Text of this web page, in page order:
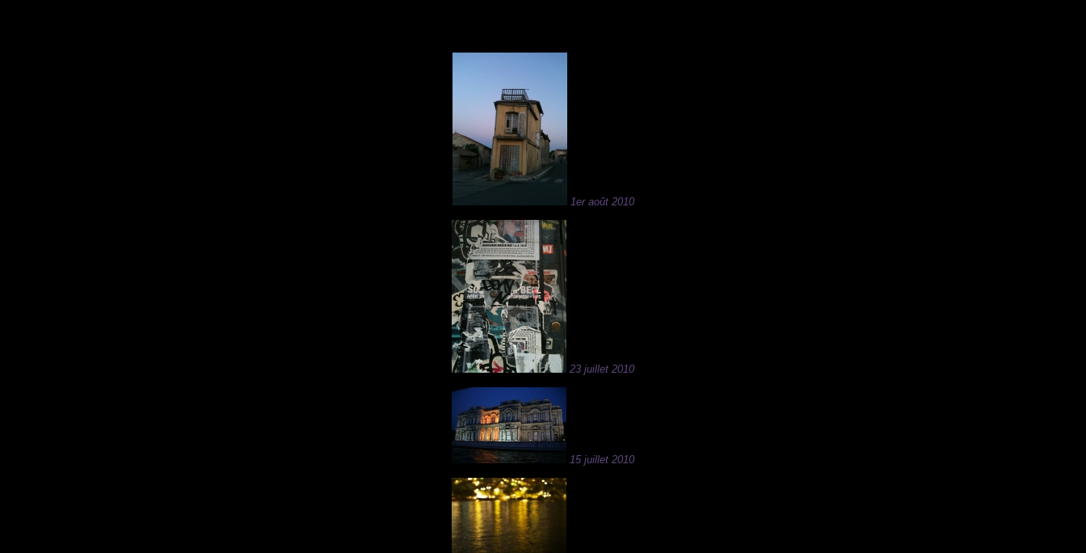
1er août 2010
23 juillet 2010
15 juillet 2010